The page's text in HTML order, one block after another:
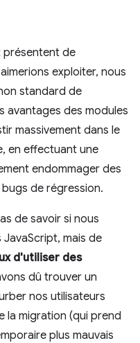
présentent de
exploiter, nous
standard de
avantages des modules
massivement dans le
en effectuant une
endommager des
de régression.
de savoir si nous
mais de
d'utiliser des
dû trouver un
nos utilisateurs
la migration (qui prend
plus mauvais